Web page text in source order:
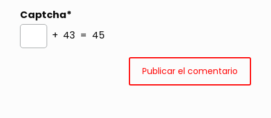
Captcha*
+ 43 = 45